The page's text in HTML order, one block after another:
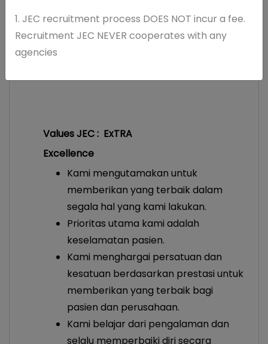
Menerapkan teknologi mutakhir dan
terpercaya
Values JEC : ExTRA
Excellence
Kami mengutamakan untuk
memberikan yang terbaik dalam
segala hal yang kami lakukan.
Prioritas utama kami adalah
keselamatan pasien.
Kami menghargai persatuan dan
kesatuan berdasarkan prestasi untuk
memberikan yang terbaik bagi
pasien dan perusahaan.
Kami belajar dari pengalaman dan
selalu memperbaiki diri secara
1. JEC recruitment process DOES NOT incur a fee.
Recruitment JEC NEVER cooperates with any
agencies